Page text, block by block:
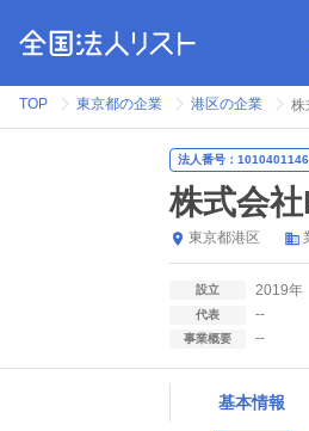
TOP 東京都の企業 港区の企業 株
法人番号：
株式会
東京都港区
設立 2019年
代表 --
事業概要 --
基本情報